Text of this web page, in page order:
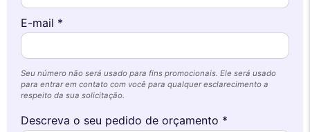
E-mail *
Seu número não será usado para fins promocionais. Ele será usado
para entrar em contato com você para qualquer esclarecimento a
respeito da sua solicitação.
Descreva o seu pedido de orçamento *